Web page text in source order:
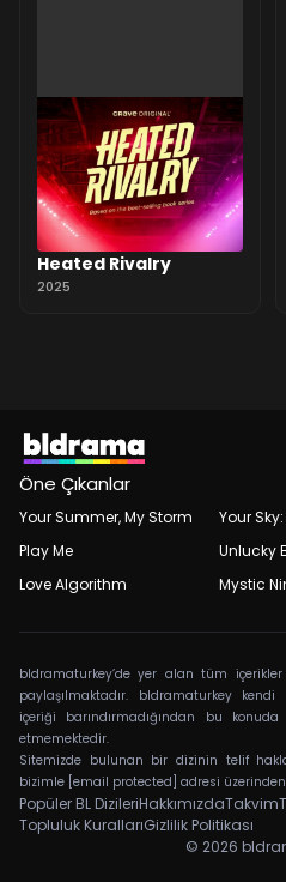
Heated Rivalry
2025
Öne Çıkanlar
Your Summer, My Storm
Play Me
Love Algorithm
Your
Unlucky
Mystic
bldramaturkey’de yer alan tüm içerikler
paylaşılmaktadır. bldramaturkey
içeriği barındırmadığından bu
etmemektedir.
Sitemizde bulunan bir dizinin telif
bizimle [email protected] adresi
Popüler BL DizileriHakkımızdaTakvim
Topluluk KurallarıGizlilik Politikası
© 2026